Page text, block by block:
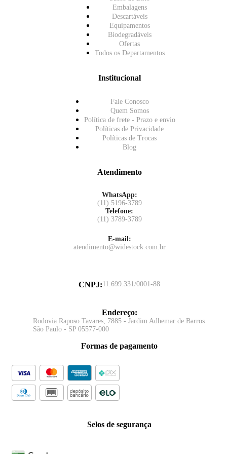
Embalagens
Descartáveis
Equipamentos
Biodegradáveis
Ofertas
Todos os Departamentos
Institucional
Fale Conosco
Quem Somos
Política de frete - Prazo e envio
Políticas de Privacidade
Políticas de Trocas
Blog
Atendimento
WhatsApp:
(11) 5196-3789
Telefone:
(11) 3789-3789
E-mail:
atendimento@widestock.com.br
CNPJ:11.699.331/0001-88
Endereço:
Rodovia Raposo Tavares, 7885 - Jardim Adhemar de Barros
São Paulo - SP 05577-000
Formas de pagamento
Selos de segurança